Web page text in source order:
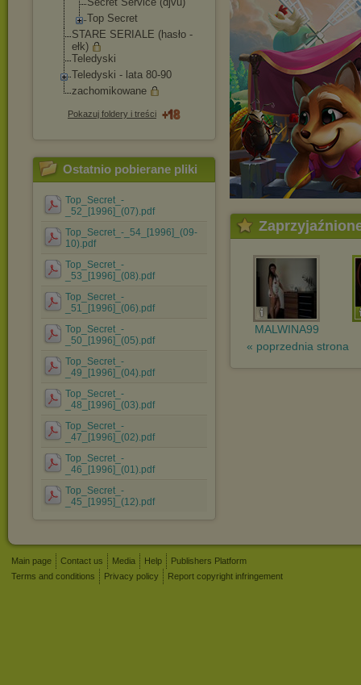
Top Secret
STARE SERIALE (hasło -
ełk)
Teledyski
Teledyski - lata 80-90
zachomikowane
Pokazuj foldery i treści
Ostatnio pobierane pliki
Top_Secret_-
_52_[1996]_(07).pdf
Top_Secret_-_54_[1996]_(09-
10).pdf
Top_Secret_-
_53_[1996]_(08).pdf
Top_Secret_-
_51_[1996]_(06).pdf
Top_Secret_-
_50_[1996]_(05).pdf
Top_Secret_-
_49_[1996]_(04).pdf
Top_Secret_-
_48_[1996]_(03).pdf
Top_Secret_-
_47_[1996]_(02).pdf
Top_Secret_-
_46_[1996]_(01).pdf
Top_Secret_-
_45_[1995]_(12).pdf
MALWINA99
« poprzednia strona
Main page Contact us Media Help
Publishers Platform
Terms and conditions
Privacy policy Report copyright infringement